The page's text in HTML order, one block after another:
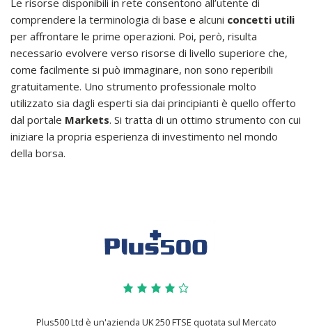
Le risorse disponibili in rete consentono all’utente di
comprendere la terminologia di base e alcuni concetti utili
per affrontare le prime operazioni. Poi, però, risulta
necessario evolvere verso risorse di livello superiore che,
come facilmente si può immaginare, non sono reperibili
gratuitamente. Uno strumento professionale molto
utilizzato sia dagli esperti sia dai principianti è quello offerto
dal portale Markets. Si tratta di un ottimo strumento con cui
iniziare la propria esperienza di investimento nel mondo
della borsa.
Plus500 Ltd è un'azienda UK 250 FTSE quotata sul Mercato